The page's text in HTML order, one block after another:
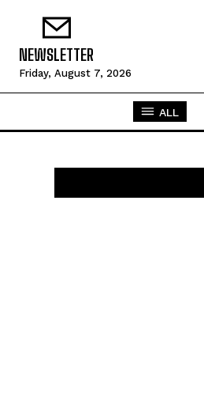
NEWSLETTER
Friday, August 7, 2026
ALL